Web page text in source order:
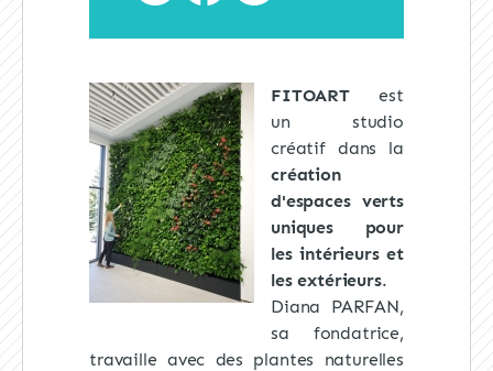
FITOARTest
un studio
créatif dans la
création
d'espaces verts
uniques pour
les intérieurs et
les extérieurs.
Diana PARFAN,
sa fondatrice,
travaille avec des plantes naturelles